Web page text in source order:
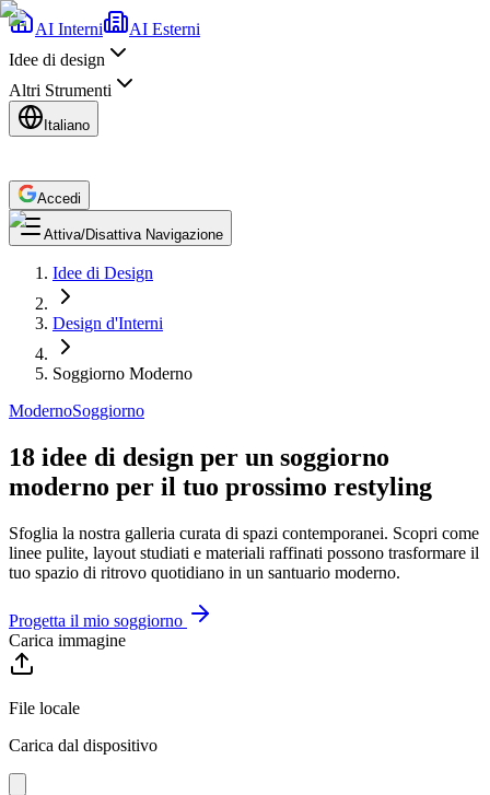
AI Interni
AI Esterni
Idee di design
Altri Strumenti
Italiano
Accedi
Attiva/Disattiva Navigazione
Idee di Design
Design d'Interni
Soggiorno Moderno
ModernoSoggiorno
18 idee di design per un soggiorno
moderno per il tuo prossimo restyling
Sfoglia la nostra galleria curata di spazi contemporanei. Scopri come
linee pulite, layout studiati e materiali raffinati possono trasformare il
tuo spazio di ritrovo quotidiano in un santuario moderno.
Progetta il mio soggiorno
Carica immagine
File locale
Carica dal dispositivo